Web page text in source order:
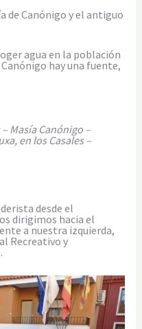
de Canónigo y el antiguo
agua en la población
Canónigo hay una fuente,
Masía Canónigo –
en los Casales –
desde el
dirigimos hacia el
a nuestra izquierda,
Recreativo y